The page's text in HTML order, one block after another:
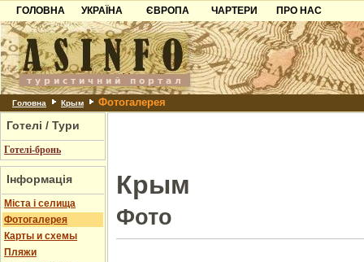
ГОЛОВНА
УКРАЇНА
Карпати
Азов
Причорноморря
Шацьк
ЄВРОПА
Чорногорія
Хорватія
Болгарія
Албанія
ЧАРТЕРИ
ПРО НАС
Контакти
Партнерам
Додати готель
Головна Крым Фотогалерея
Готелі / Тури
Готелі-бронь
Інформація
Міста і селища
Фотогалерея
Карты и схемы
Пляжи
Крым
Фото